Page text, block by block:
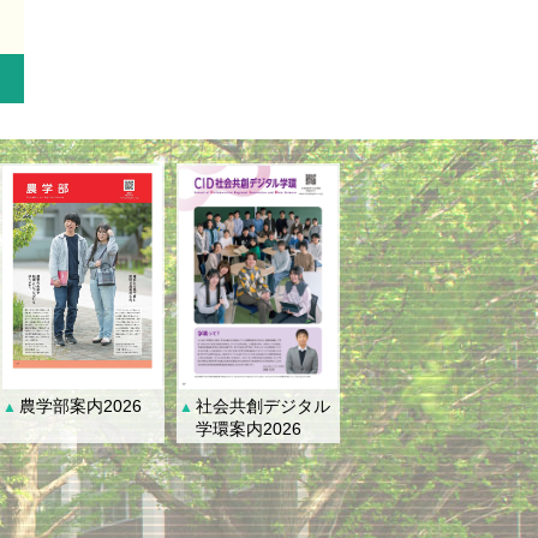
▲ 農学部案内2026 ▲ 社会共創デジタル
学環案内2026